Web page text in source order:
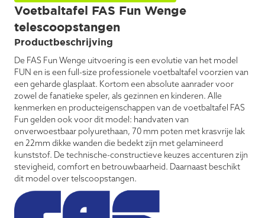
Voetbaltafel FAS Fun Wenge
telescoopstangen
Productbeschrijving
De FAS Fun Wenge uitvoering is een evolutie van het model
FUN en is een full-size professionele voetbaltafel voorzien van
een geharde glasplaat. Kortom een absolute aanrader voor
zowel de fanatieke speler, als gezinnen en kinderen. Alle
kenmerken en producteigenschappen van de voetbaltafel FAS
Fun gelden ook voor dit model: handvaten van
onverwoestbaar polyurethaan, 70 mm poten met krasvrije lak
en 22mm dikke wanden die bedekt zijn met gelamineerd
kunststof. De technische-constructieve keuzes accenturen zijn
stevigheid, comfort en betrouwbaarheid. Daarnaast beschikt
dit model over telscoopstangen.